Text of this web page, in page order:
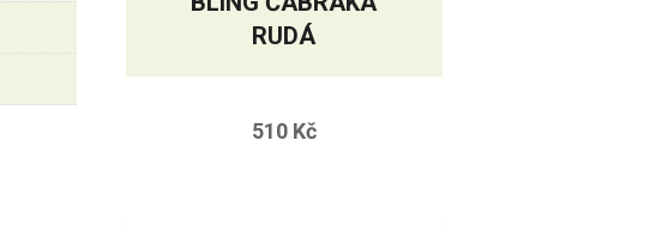
RUDÁ
510 Kč